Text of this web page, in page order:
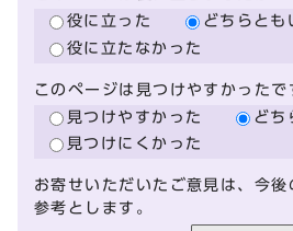
役に立った
どちらとも
役に立たなかった
このページは見つけやすかったで
見つけやすかった
どち
見つけにくかった
お寄せいただいたご意見は、今
参考とします。